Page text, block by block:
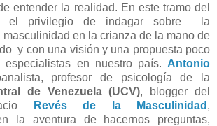
entender la realidad. En este tramo del
el privilegio de indagar sobre la
en la crianza de la mano de
y con una visión y una propuesta poco
en nuestro país. Antonio
profesor de psicología de la
de Venezuela (UCV), blogger del
Revés de la Masculinidad ,
la aventura de hacernos preguntas,